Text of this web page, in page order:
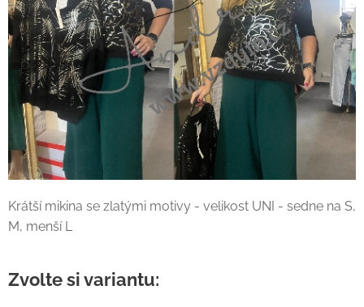
Krátší mikina se zlatými motivy - velikost UNI - sedne na S,
M, menší L
Zvolte si variantu: